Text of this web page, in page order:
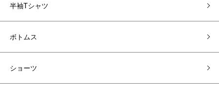
半袖Tシャツ
ボトムス
ショーツ